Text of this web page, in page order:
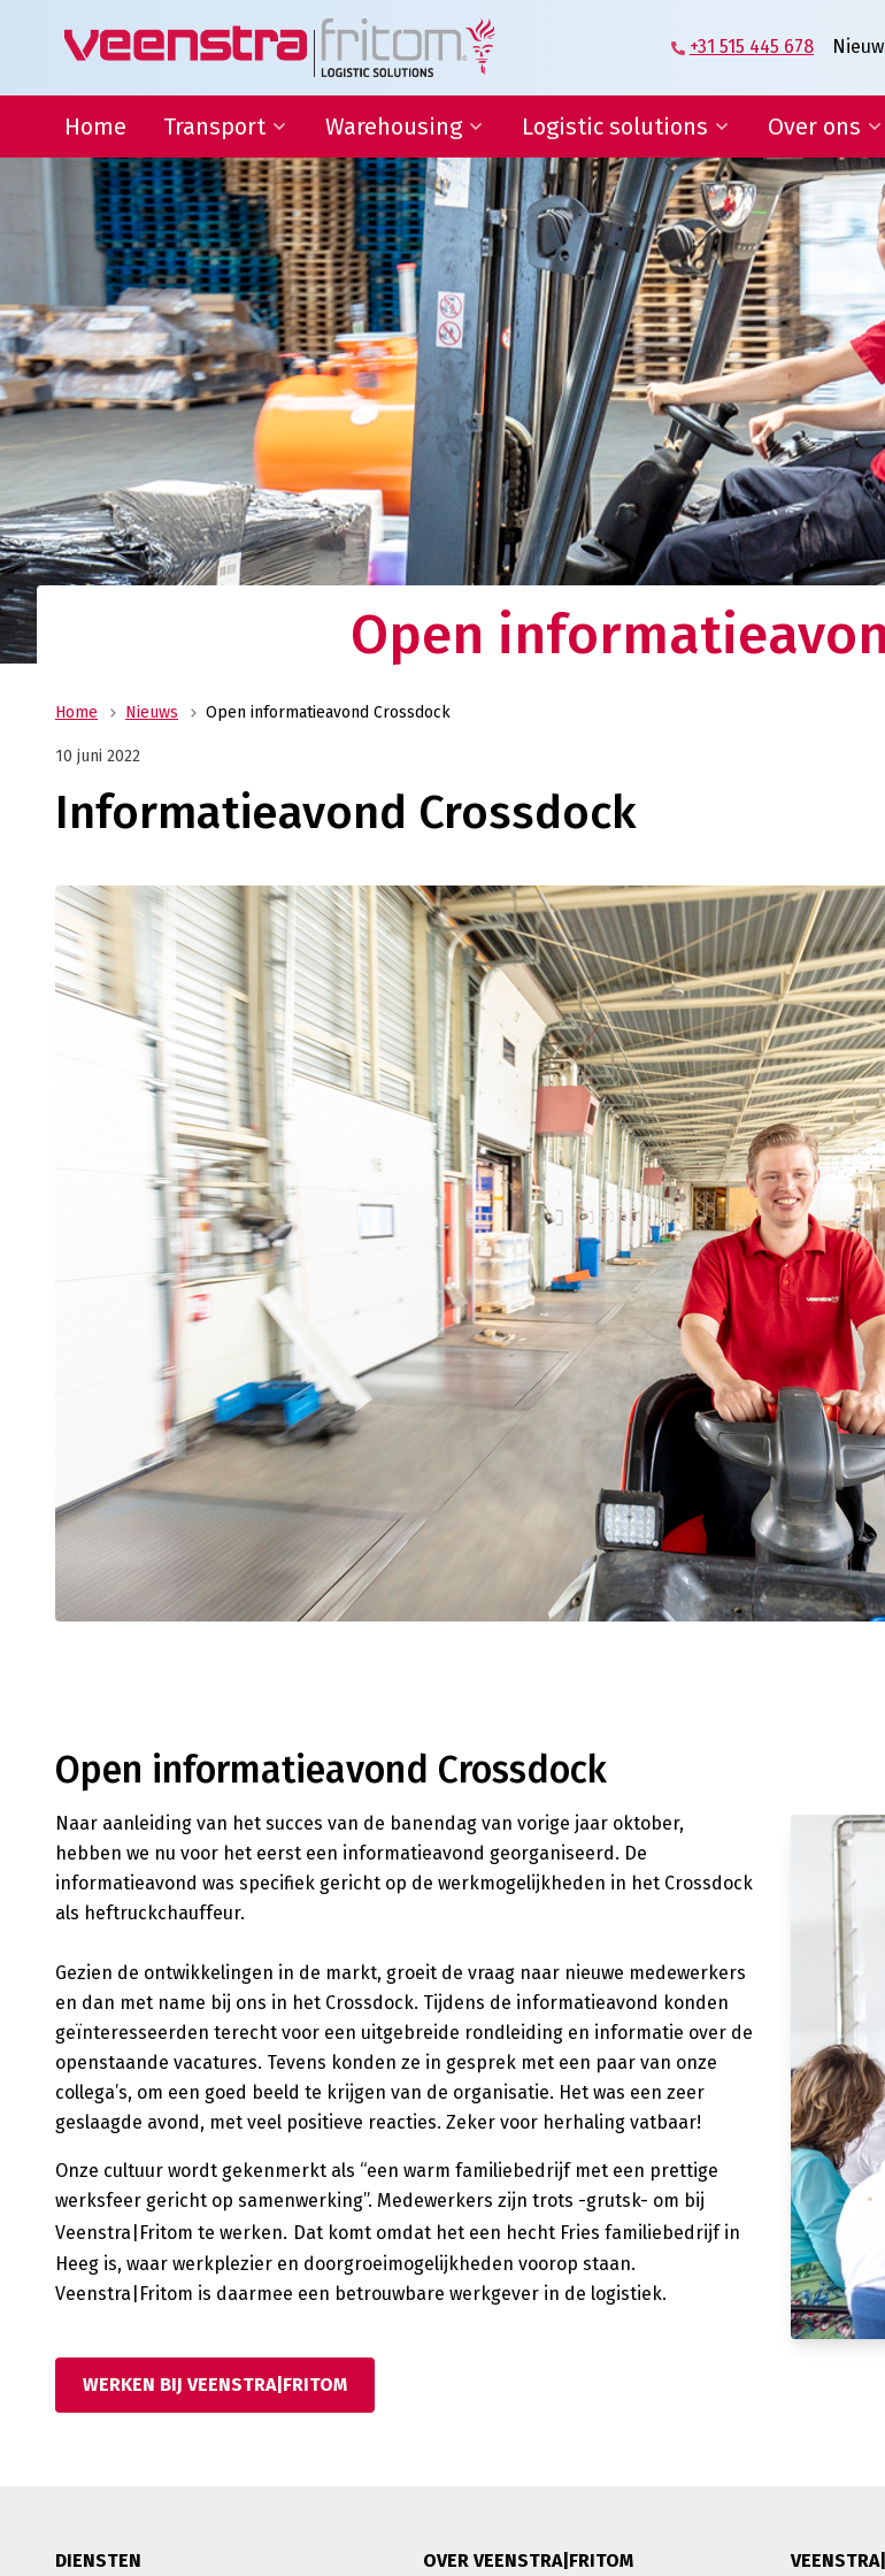
+31 515 445 678
Home Transport
Binnenlandse distributie
Internationaal transport
Transport Frankrijk
Transport Duitsland
Forwarding
Afwijkende maten transport
Transport gevaarlijke stoffen
Thermo transport
Warehousing
Warehousing
Locatie Heeg
Locatie Deventer
Logistic solutions
Supplier logistics
Logistics engineering
E-fulfilment
IT-diensten en rapportages
Logistic solutions
Geen omkijken meer naar uw logistieke
wilt u toch ook?
Over ons
Het verhaal
Wat ons
Vacatures
Lean & Green
Condities
Over ons
Weten wat ons
verhaal?
Open
Home Nieuws Open informatieavond Crossdock
Informatieavond Crossdock
10 juni 2022
Open informatieavond Crossdock
Naar aanleiding van het succes van de banendag van vorige jaar oktober,
hebben we nu voor het eerst een informatieavond georganiseerd. De
informatieavond was specifiek gericht op de werkmogelijkheden in het Crossdock
als heftruckchauffeur.
Gezien de ontwikkelingen in de markt, groeit de vraag naar nieuwe medewerkers
en dan met name bij ons in het Crossdock. Tijdens de informatieavond konden
geïnteresseerden terecht voor een uitgebreide rondleiding en informatie over de
openstaande vacatures. Tevens konden ze in gesprek met een paar van onze
collega’s, om een goed beeld te krijgen van de organisatie. Het was een zeer
geslaagde avond, met veel positieve reacties. Zeker voor herhaling vatbaar!
Onze cultuur wordt gekenmerkt als “een warm familiebedrijf met een prettige
werksfeer gericht op samenwerking”. Medewerkers zijn trots -grutsk- om bij
Veenstra|Fritom te werken. Dat komt omdat het een hecht Fries familiebedrijf in
Heeg is, waar werkplezier en doorgroeimogelijkheden voorop staan.
Veenstra|Fritom is daarmee een betrouwbare werkgever in de logistiek.
WERKEN BIJ VEENSTRA|FRITOM
DIENSTEN OVER VEENSTRA|FRITOM